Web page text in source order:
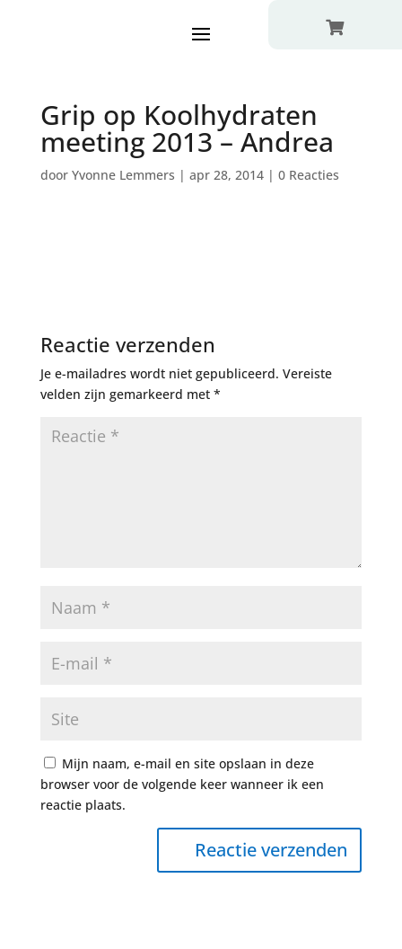

Grip op Koolhydraten
meeting 2013 – Andrea
door Yvonne Lemmers | apr 28, 2014| 0 Reacties
Reactie verzenden
Je e-mailadres wordt niet gepubliceerd. Vereiste
velden zijn gemarkeerd met *
Mijn naam, e-mail en site opslaan in deze
browser voor de volgende keer wanneer ik een
reactie plaats.